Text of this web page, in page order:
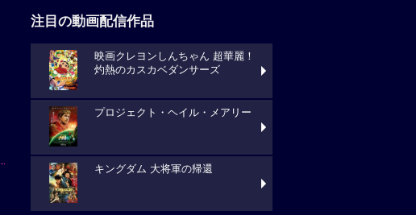
注目の動画配信作品
映画クレヨンしんちゃん 超華麗！
灼熱のカスカベダンサーズ
プロジェクト・ヘイル・メアリー
キングダム 大将軍の帰還